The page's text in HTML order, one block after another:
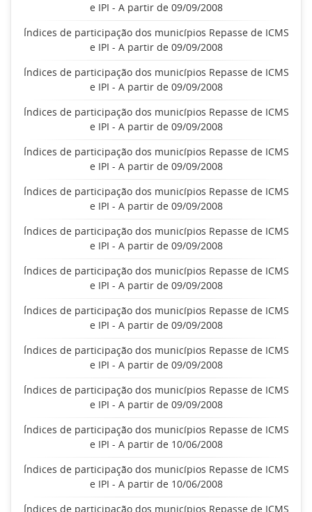
e IPI - A partir de 09/09/2008
Índices de participação dos municípios Repasse de ICMS
e IPI - A partir de 09/09/2008
Índices de participação dos municípios Repasse de ICMS
e IPI - A partir de 09/09/2008
Índices de participação dos municípios Repasse de ICMS
e IPI - A partir de 09/09/2008
Índices de participação dos municípios Repasse de ICMS
e IPI - A partir de 09/09/2008
Índices de participação dos municípios Repasse de ICMS
e IPI - A partir de 09/09/2008
Índices de participação dos municípios Repasse de ICMS
e IPI - A partir de 09/09/2008
Índices de participação dos municípios Repasse de ICMS
e IPI - A partir de 09/09/2008
Índices de participação dos municípios Repasse de ICMS
e IPI - A partir de 09/09/2008
Índices de participação dos municípios Repasse de ICMS
e IPI - A partir de 09/09/2008
Índices de participação dos municípios Repasse de ICMS
e IPI - A partir de 09/09/2008
Índices de participação dos municípios Repasse de ICMS
e IPI - A partir de 10/06/2008
Índices de participação dos municípios Repasse de ICMS
e IPI - A partir de 10/06/2008
Índices de participação dos municípios Repasse de ICMS